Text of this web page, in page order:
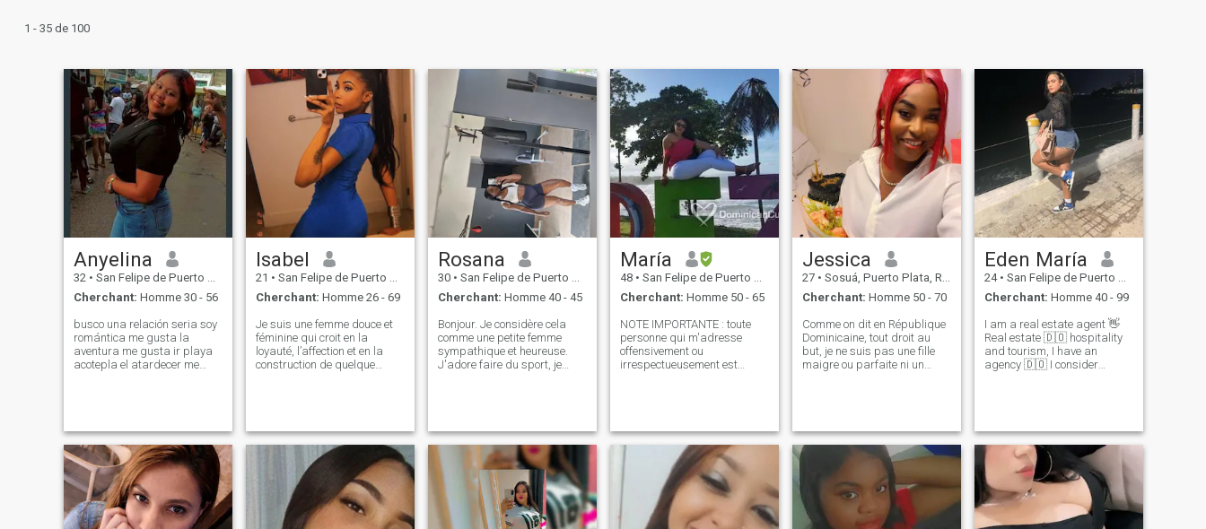
1 - 35 de 100
Anyelina
32 • San Felipe de Puerto Plata, Puerto Plata, Rep.Dominicaine
Cherchant: Homme 30 - 56
busco una relación seria soy
romántica me gusta la
aventura me gusta ir playa
acotepla el atardecer me
relación seria soy detallista
me gusta la pelícu
Isabel
21 • San Felipe de Puerto Plata, Puerto Plata, Rep.Dominicaine
Cherchant: Homme 26 - 69
Je suis une femme douce et
féminine qui croit en la
loyauté, l’affection et en la
construction de quelque
belle de petites manières.
J’admire les hommes
respectueux, généreux et qui
savent ce qu’ils veulent. Si
vous cherchez une femme au
cœur doux avec qui
construire, j’aimerais avoir
de vos nouvelles. »🍃
Rosana
30 • San Felipe de Puerto Plata, Puerto Plata, Rep.Dominicaine
Cherchant: Homme 40 - 45
Bonjour. Je considère cela
comme une petite femme
sympathique et heureuse.
J'adore faire du sport, je
apetece me connaissez, je
serai ravie de connaître vous
aussi 🙂
María
48 • San Felipe de Puerto Plata, Puerto Plata, Rep.Dominicaine
Cherchant: Homme 50 - 65
NOTE IMPORTANTE : toute
personne qui m'adresse
offensivement ou
irrespectueusement est
plaisir ou sont des
prostituées, si ce que vous
cherchez est amusant, Allez
dans une boîte de nuit et ne
perdez pas votre temps à
m'écrire que je ne suis pas le
divertissement de personne
Je serai très honnête Je
Jessica
27 • Sosuá, Puerto Plata, Rep.Dominicaine
Cherchant: Homme 50 - 70
Comme on dit en République
Dominicaine, tout droit au
but, je ne suis pas une fille
maigre ou parfaite ni un
prince charmant ou un
homme parfait avec des
fessiers parfaits. Je veux
juste quelqu'un avec un bon
cœur, qui m'accepte comme
je suis et m'aime comme je
suis pour qui je suis. Qu'il
accepte mes qualités. Mais
Eden María
24 • San Felipe de Puerto Plata, Puerto Plata, Rep.Dominicaine
Cherchant: Homme 40 - 99
I am a real estate agent 👋
Real estate 🇩🇴 hospitality
and tourism, I have an
agency 🇩🇴 I consider
socially proactive and
responsible 💞 I